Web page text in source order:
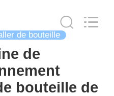
de bouteille
de
bouteille de